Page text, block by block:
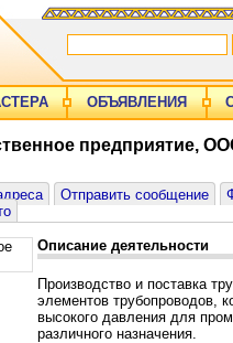
ОБЪЯВЛЕНИЯ
предприятие,
Отправить сообщение
Описание деятельности
Производство и поставка
элементов трубопроводов,
высокого давления для
различного назначения.